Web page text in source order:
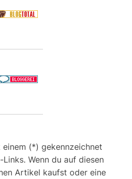
(*) gekennzeichnet
Wenn du auf diesen
Artikel kaufst oder eine